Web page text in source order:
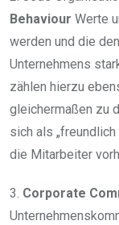
Behaviour Werte
werden und die
Unternehmens
zählen hierzu
gleichermaßen zu
sich als
die Mitarbeiter
3. Corporate